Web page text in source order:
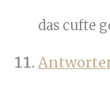
das cufte